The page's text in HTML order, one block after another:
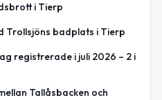
i Tierp
Trollsjöns badplats i Tierp
registrerade i juli 2026 – 2 i
Tallåsbacken och